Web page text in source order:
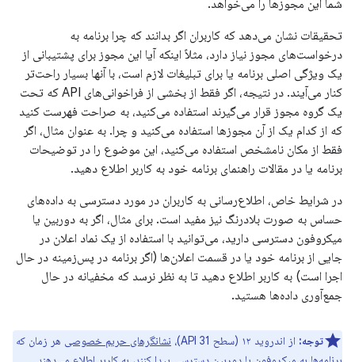
شما این مجوزها را می‌خواهد.
تحقیقات نشان می‌دهد که کاربران اگر بدانند که چرا برنامه به
درخواست‌های مجوز نیاز دارد، مثلاً اینکه آیا این مجوز برای پشتیبانی از
یک ویژگی اصلی برنامه یا برای تبلیغات لازم است، با آنها بسیار راحت‌تر
کنار می‌آیند. در نتیجه، اگر فقط از بخشی از فراخوانی‌های API که تحت
یک گروه مجوز قرار می‌گیرند استفاده می‌کنید، به صراحت فهرست کنید
که از کدام یک از آن مجوزها استفاده می‌کنید و چرا. به عنوان مثال، اگر
فقط از مکان نامشخص استفاده می‌کنید، این موضوع را در توضیحات
برنامه یا در مقالات راهنمای برنامه خود به کاربر اطلاع دهید.
در شرایط خاص، اطلاع‌رسانی به کاربران در مورد دسترسی به داده‌های
حساس به صورت بلادرنگ نیز مفید است. برای مثال، اگر به دوربین یا
میکروفون دسترسی دارید، می‌توانید با استفاده از یک نماد اعلان در
جایی از برنامه خود یا در قسمت اعلان‌ها (اگر برنامه در پس‌زمینه در حال
اجرا است) به کاربر اطلاع دهید تا به نظر نرسد که مخفیانه در حال
جمع‌آوری داده‌ها هستید.
توجه: از اندروید ۱۲ (سطح API 31)، نشانگرهای حریم خصوصی هر زمان که